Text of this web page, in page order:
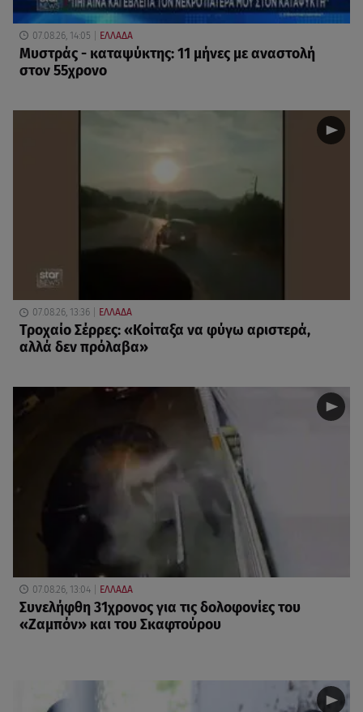
07.08.26, 14:05 ΕΛΛΑΔΑ
Μυστράς - καταψύκτης: 11 μήνες με αναστολή
στον 55χρονο
07.08.26, 13:36 ΕΛΛΑΔΑ
Τροχαίο Σέρρες: «Κοίταξα να φύγω αριστερά,
αλλά δεν πρόλαβα»
07.08.26, 13:04 ΕΛΛΑΔΑ
Συνελήφθη 31χρονος για τις δολοφονίες του
«Ζαμπόν» και του Σκαφτούρου